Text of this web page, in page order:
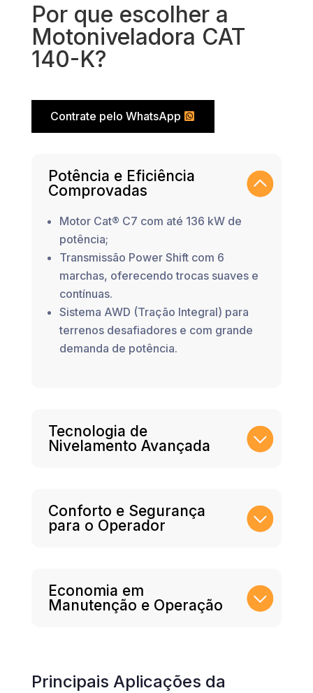
Por que escolher a
Motoniveladora CAT
140-K?
Contrate pelo WhatsApp
Potência e Eficiência
Comprovadas
Motor Cat® C7 com até 136 kW de
potência;
Transmissão Power Shift com 6
marchas, oferecendo trocas suaves e
contínuas.
Sistema AWD (Tração Integral) para
terrenos desafiadores e com grande
demanda de potência.
Tecnologia de
Nivelamento Avançada
Conforto e Segurança
para o Operador
Economia em
Manutenção e Operação
Principais Aplicações da